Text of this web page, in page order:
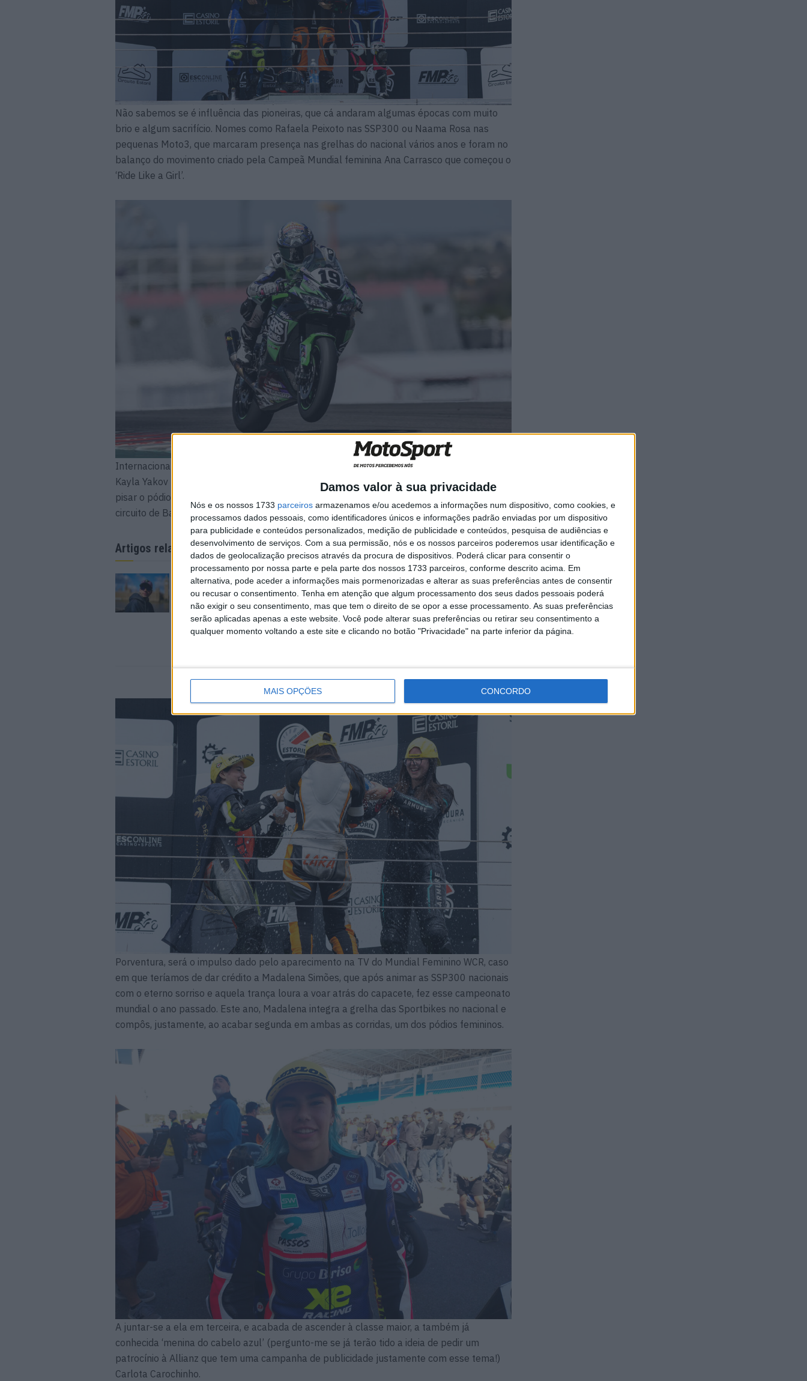
Damos valor à sua privacidade
Nós e os nossos 1733 parceiros armazenamos e/ou acedemos a informações num dispositivo, como cookies, e
processamos dados pessoais, como identificadores únicos e informações padrão enviadas por um dispositivo
para publicidade e conteúdos personalizados, medição de publicidade e conteúdos, pesquisa de audiências e
desenvolvimento de serviços. Com a sua permissão, nós e os nossos parceiros poderemos usar identificação e
dados de geolocalização precisos através da procura de dispositivos. Poderá clicar para consentir o
processamento por nossa parte e pela parte dos nossos 1733 parceiros, conforme descrito acima. Em
alternativa, pode aceder a informações mais pormenorizadas e alterar as suas preferências antes de consentir
ou recusar o consentimento. Tenha em atenção que algum processamento dos seus dados pessoais poderá
não exigir o seu consentimento, mas que tem o direito de se opor a esse processamento. As suas preferências
serão aplicadas apenas a este website. Você pode alterar suas preferências ou retirar seu consentimento a
qualquer momento voltando a este site e clicando no botão "Privacidade" na parte inferior da página.
MAIS OPÇÕES CONCORDO
Não sabemos se é influência das pioneiras, que cá andaram algumas épocas com muito
brio e algum sacrifício. Nomes como Rafaela Peixoto nas SSP300 ou Naama Rosa nas
pequenas Moto3, que marcaram presença nas grelhas do nacional vários anos e foram no
balanço do movimento criado pela Campeã Mundial feminina Ana Carrasco que começou o
‘Ride Like a Girl’.
Internacionalmente, estão longe de estar sozinhas, com uma miúda de 18 anos chamada
Kayla Yakov (19 acima) a dar cartas nos Estados Unidos, tornando-se a primeira mulher a
pisar o pódio nas 200 Milhas de Daytona e há dias, a bater o recorde de Supersport no
circuito de Barber…
Artigos relacionados
MotoGP: Marco Bezzecchi
recebe luz verde para correr
em Silverstone
6 AGOSTO, 2026
MotoGP: Álex Rins afasta
pressa sobre o futuro ‘Há
várias opções em cima da
mesa’
6 AGOSTO, 2026
Porventura, será o impulso dado pelo aparecimento na TV do Mundial Feminino WCR, caso
em que teríamos de dar crédito a Madalena Simões, que após animar as SSP300 nacionais
com o eterno sorriso e aquela trança loura a voar atrás do capacete, fez esse campeonato
mundial o ano passado. Este ano, Madalena integra a grelha das Sportbikes no nacional e
compôs, justamente, ao acabar segunda em ambas as corridas, um dos pódios femininos.
A juntar-se a ela em terceira, e acabada de ascender à classe maior, a também já
conhecida ‘menina do cabelo azul’ (pergunto-me se já terão tido a ideia de pedir um
patrocínio à Allianz que tem uma campanha de publicidade justamente com esse tema!)
Carlota Carochinho.